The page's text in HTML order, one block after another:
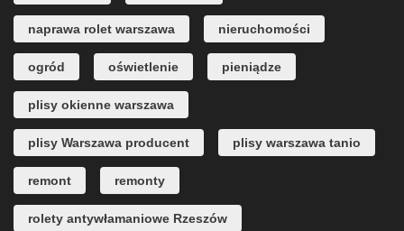
naprawa rolet warszawa nieruchomości
ogród oświetlenie pieniądze
plisy okienne warszawa
plisy Warszawa producent plisy warszawa tanio
remont remonty
rolety antywłamaniowe Rzeszów